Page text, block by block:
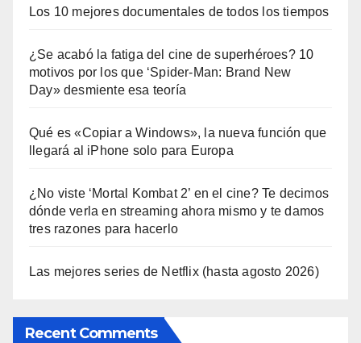
Los 10 mejores documentales de todos los tiempos
¿Se acabó la fatiga del cine de superhéroes? 10
motivos por los que ‘Spider-Man: Brand New
Day» desmiente esa teoría
Qué es «Copiar a Windows», la nueva función que
llegará al iPhone solo para Europa
¿No viste ‘Mortal Kombat 2’ en el cine? Te decimos
dónde verla en streaming ahora mismo y te damos
tres razones para hacerlo
Las mejores series de Netflix (hasta agosto 2026)
Recent Comments